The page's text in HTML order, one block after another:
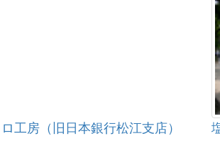
工房（旧日本銀行松江支店）